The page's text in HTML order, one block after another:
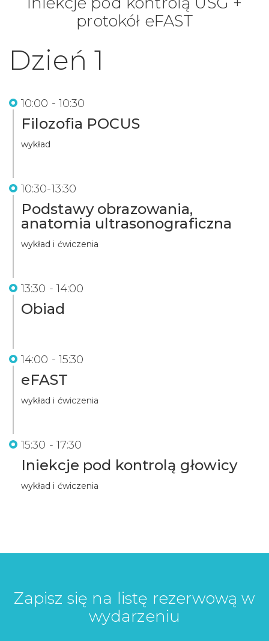
protokół eFAST
Dzień 1
10:00 - 10:30
Filozofia POCUS
wykład
10:30-13:30
Podstawy obrazowania,
anatomia ultrasonograficzna
wykład i ćwiczenia
13:30 - 14:00
Obiad
14:00 - 15:30
eFAST
wykład i ćwiczenia
15:30 - 17:30
Iniekcje pod kontrolą głowicy
wykład i ćwiczenia
Zapisz się na listę rezerwową w
wydarzeniu